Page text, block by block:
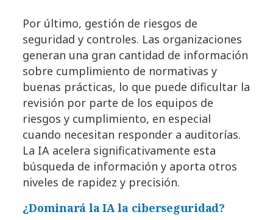
Por último, gestión de riesgos de
seguridad y controles. Las organizaciones
generan una gran cantidad de información
sobre cumplimiento de normativas y
buenas prácticas, lo que puede dificultar la
revisión por parte de los equipos de
riesgos y cumplimiento, en especial
cuando necesitan responder a auditorías.
La IA acelera significativamente esta
búsqueda de información y aporta otros
niveles de rapidez y precisión.
¿Dominará la IA la ciberseguridad?